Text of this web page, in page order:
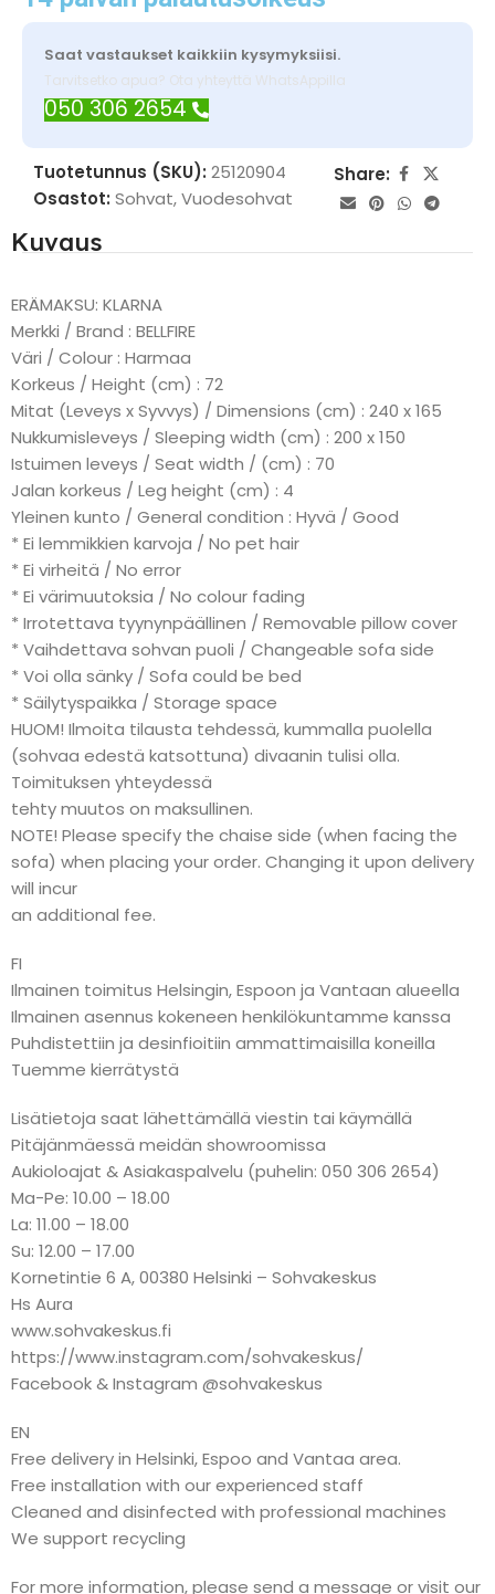
Saat vastaukset kaikkiin kysymyksiisi.
Tarvitsetko apua? Ota yhteyttä WhatsAppilla
050 306 2654
Tuotetunnus (SKU): 25120904
Osastot: Sohvat,Vuodesohvat
Share:
Kuvaus
ERÄMAKSU: KLARNA
Merkki / Brand : BELLFIRE
Väri / Colour : Harmaa
Korkeus / Height (cm) : 72
Mitat (Leveys x Syvvys) / Dimensions (cm) : 240 x 165
Nukkumisleveys / Sleeping width (cm) : 200 x 150
Istuimen leveys / Seat width / (cm) : 70
Jalan korkeus / Leg height (cm) : 4
Yleinen kunto / General condition : Hyvä / Good
* Ei lemmikkien karvoja / No pet hair
* Ei virheitä / No error
* Ei värimuutoksia / No colour fading
* Irrotettava tyynynpäällinen / Removable pillow cover
* Vaihdettava sohvan puoli / Changeable sofa side
* Voi olla sänky / Sofa could be bed
* Säilytyspaikka / Storage space
HUOM! Ilmoita tilausta tehdessä, kummalla puolella
(sohvaa edestä katsottuna) divaanin tulisi olla.
Toimituksen yhteydessä
tehty muutos on maksullinen.
NOTE! Please specify the chaise side (when facing the
sofa) when placing your order. Changing it upon delivery
will incur
an additional fee.
FI
Ilmainen toimitus Helsingin, Espoon ja Vantaan alueella
Ilmainen asennus kokeneen henkilökuntamme kanssa
Puhdistettiin ja desinfioitiin ammattimaisilla koneilla
Tuemme kierrätystä
Lisätietoja saat lähettämällä viestin tai käymällä
Pitäjänmäessä meidän showroomissa
Aukioloajat & Asiakaspalvelu (puhelin: 050 306 2654)
Ma-Pe: 10.00 – 18.00
La: 11.00 – 18.00
Su: 12.00 – 17.00
Kornetintie 6 A, 00380 Helsinki – Sohvakeskus
Hs Aura
www.sohvakeskus.fi
https://www.instagram.com/sohvakeskus/
Facebook & Instagram @sohvakeskus
EN
Free delivery in Helsinki, Espoo and Vantaa area.
Free installation with our experienced staff
Cleaned and disinfected with professional machines
We support recycling
For more information, please send a message or visit our